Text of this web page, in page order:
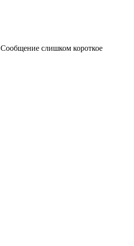
Сообщение слишком короткое